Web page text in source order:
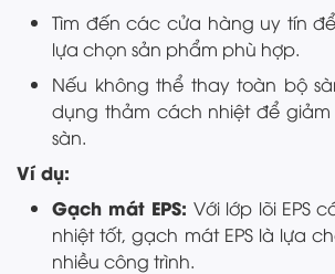
Tìm đến các cửa hàng uy tín
lựa chọn sản phẩm phù hợp.
Nếu không thể thay toàn bộ
dụng thảm cách nhiệt để
sàn.
Ví dụ:
Gạch mát EPS:Với lớp lõi EPS
nhiệt tốt, gạch mát EPS là lựa
nhiều công trình.